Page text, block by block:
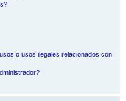
o usos ilegales relacionados con